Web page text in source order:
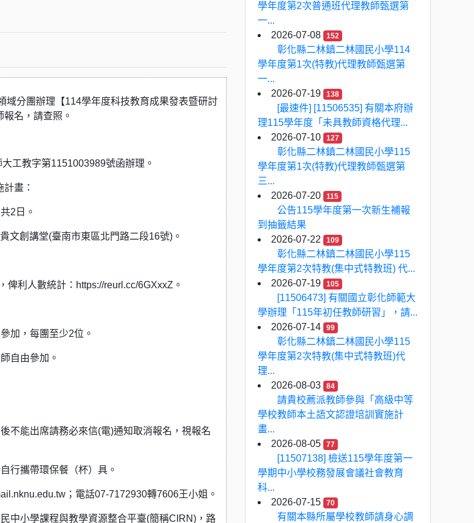
域分團辦理【114學年度科技教育成果發表暨研討
名，請查照。
工教字第1151003989號函辦理。
畫：
2日。
文創講堂(臺南市東區北門路二段16號)。
俾利人數統計：https://reurl.cc/6GXxxZ。
加，每團至少2位。
自由參加。
不能出席請務必來信(電)通知取消報名，視報名
行攜帶環保餐（杯）具。
；電話07-7172930轉7606王小姐。
中小學課程與教學資源整合平臺(簡稱CIRN)，路
學年度第2次普通班代理教師甄選第
一...
2026-07-08
152
彰化縣二林鎮二林國民小學114
學年度第1次(特教)代理教師甄選第
一...
2026-07-19
138
[最速件] [11506535] 有關本府辦
理115學年度「未具教師資格代理...
2026-07-10
127
彰化縣二林鎮二林國民小學115
學年度第1次(特教)代理教師甄選第
三...
2026-07-20
115
公告115學年度第一次新生補報
到抽籤結果
2026-07-22
109
彰化縣二林鎮二林國民小學115
學年度第2次特教(集中式特教班) 代...
2026-07-19
105
[11506473] 有關國立彰化師範大
學辦理「115年初任教師研習」，請...
2026-07-14
99
彰化縣二林鎮二林國民小學115
學年度第2次特教(集中式特教班)代
理...
2026-08-03
84
請貴校薦派教師參與「高級中等
學校教師本土語文認證培訓實施計
畫...
2026-08-05
77
[11507138] 檢送115學年度第一
學期中小學校務發展會議社會教育
科...
2026-07-15
70
有關本縣所屬學校教師請身心調